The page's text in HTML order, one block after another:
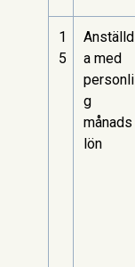
1
5
Anställd
a med
personli
g
månads
lön